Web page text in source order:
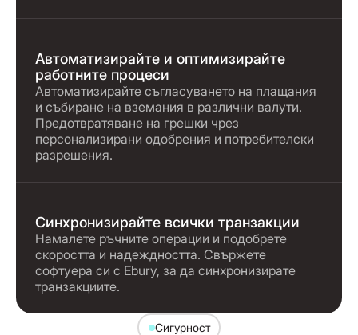
Автоматизирайте и оптимизирайте
работните процеси
Автоматизирайте съгласуването на плащания
и събиране на вземания в различни валути.
Предотвратяване на грешки чрез
персонализирани одобрения и потребителски
разрешения.
Синхронизирайте всички транзакции
Намалете ръчните операции и подобрете
скоростта и надеждността. Свържете
софтуера си с Ebury, за да синхронизирате
транзакциите.
Сигурност